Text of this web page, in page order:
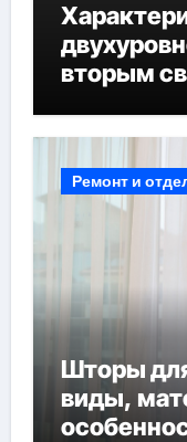
вторым
Ремонт и
Шторы
виды,